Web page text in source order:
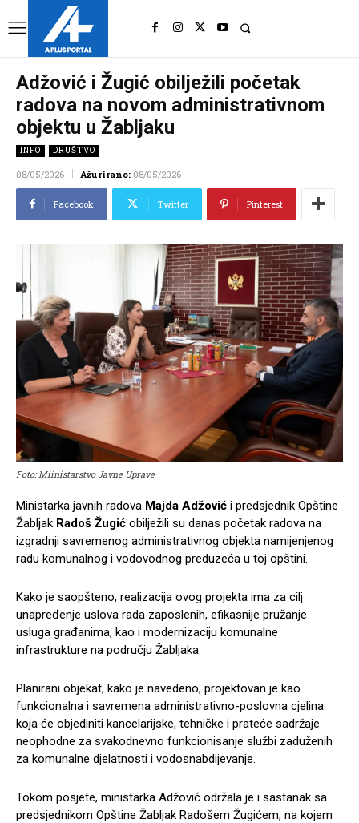
Adžović i Žugić obilježili početak
radova na novom administrativnom
objektu u Žabljaku
INFO DRUŠTVO
08/05/2026 Ažurirano: 08/05/2026
Facebook Twitter Pinterest
Foto: Miinistarstvo Javne Uprave
Ministarka javnih radova Majda Adžović i predsjednik Opštine
Žabljak Radoš Žugić obilježili su danas početak radova na
izgradnji savremenog administrativnog objekta namijenjenog
radu komunalnog i vodovodnog preduzeća u toj opštini.
Kako je saopšteno, realizacija ovog projekta ima za cilj
unapređenje uslova rada zaposlenih, efikasnije pružanje
usluga građanima, kao i modernizaciju komunalne
infrastrukture na području Žabljaka.
Planirani objekat, kako je navedeno, projektovan je kao
funkcionalna i savremena administrativno-poslovna cjelina
koja će objediniti kancelarijske, tehničke i prateće sadržaje
neophodne za svakodnevno funkcionisanje službi zaduženih
za komunalne djelatnosti i vodosnabdijevanje.
Tokom posjete, ministarka Adžović održala je i sastanak sa
predsjednikom Opštine Žabljak Radošem Žugićem, na kojem